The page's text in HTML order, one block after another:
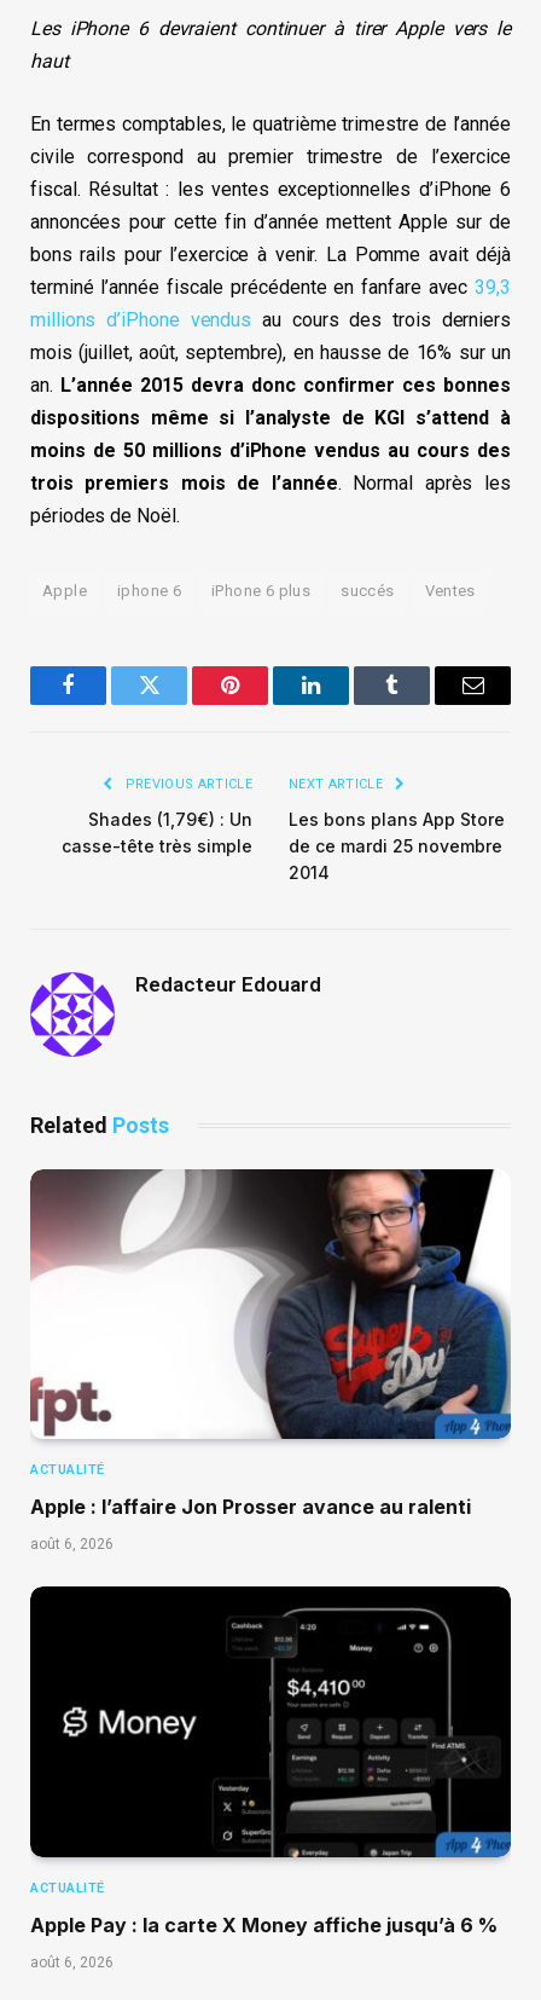
Les iPhone 6 devraient continuer à tirer Apple vers le
haut
En termes comptables, le quatrième trimestre de l’année
civile correspond au premier trimestre de l’exercice
fiscal. Résultat : les ventes exceptionnelles d’iPhone 6
annoncées pour cette fin d’année mettent Apple sur de
bons rails pour l’exercice à venir. La Pomme avait déjà
terminé l’année fiscale précédente en fanfare avec39,3
millions d’iPhone vendus au cours des trois derniers
mois (juillet, août, septembre), en hausse de 16% sur un
an. L’année 2015 devra donc confirmer ces bonnes
dispositions même si l’analyste de KGI s’attend à
moins de 50 millions d’iPhone vendus au cours des
trois premiers mois de l’année. Normal après les
périodes de Noël.
Apple iphone 6 iPhone 6 plus succés Ventes
FacebookTwitter Pinterest LinkedInTumblr Email
PREVIOUS ARTICLE
Shades (1,79€) : Un
casse-tête très simple
NEXT ARTICLE
Les bons plans App Store
de ce mardi 25 novembre
2014
Redacteur Edouard
Related Posts
ACTUALITÉ
Apple : l’affaire Jon Prosser avance au ralenti
août 6, 2026
ACTUALITÉ
Apple Pay : la carte X Money affiche jusqu’à 6 %
août 6, 2026